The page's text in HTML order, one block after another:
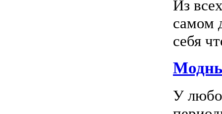
Из
самом
себя
У